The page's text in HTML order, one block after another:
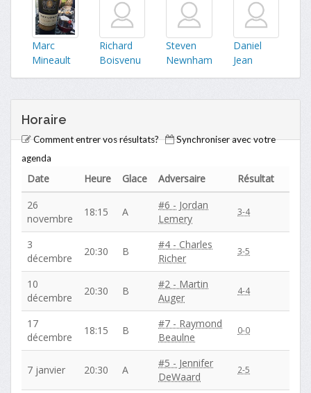
Marc
Mineault
Richard
Boisvenu
Steven
Newnham
Daniel
Jean
Horaire
Comment entrer vos résultats?
Synchroniser avec votre
agenda
Date Heure Glace Adversaire
Résultat
26
novembre
18:15 A
#6 - Jordan
Lemery
3-4
3
décembre
20:30 B
#4 - Charles
Richer
3-5
10
décembre
20:30 B
#2 - Martin
Auger
4-4
17
décembre
18:15 B
#7 - Raymond
Beaulne
0-0
7 janvier 20:30 A
#5 - Jennifer
DeWaard
2-5